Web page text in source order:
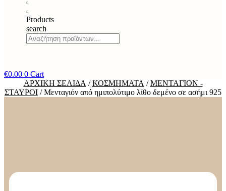
Products
search
€0.00 0 Cart
ΑΡΧΙΚΉ ΣΕΛΊΔΑ /ΚΟΣΜΉΜΑΤΑ /ΜΕΝΤΑΓΙΌΝ -
ΣΤΑΥΡΟΊ / Μενταγιόν από ημιπολύτιμο λίθο δεμένο σε ασήμι 925